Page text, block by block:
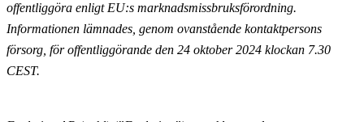
offentliggöra enligt EU:s marknadsmissbruksförordning.
Informationen lämnades, genom ovanstående kontaktpersons
försorg, för offentliggörande den 24 oktober 2024 klockan 7.30
CEST.